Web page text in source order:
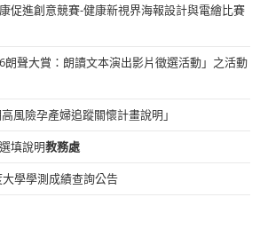
促進創意競賽-健康新視界海報設計與電繪比賽
朗聲大賞：朗讀文本演出影片徵選活動」之活動
風險孕產婦追蹤關懷計畫說明」
填說明教務處
大學學測成績查詢公告